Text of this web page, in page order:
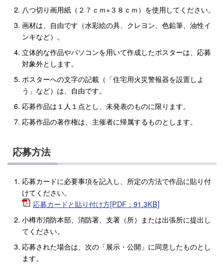
八つ切り画用紙（２７ｃｍ×３８ｃｍ）を使用してください。
画材は、自由です（水彩絵の具、クレヨン、色鉛筆、油性イ
ンキなど）。
立体的な作品やパソコンを用いて作成したポスターは、応募
対象外とします。
ポスターへの文字の記載（「住宅用火災警報器を設置しよ
う」など）は、自由です。
応募作品は１人１点とし、未発表のものに限ります。
応募作品の著作権は、主催者に帰属するものとします。
応募方法
応募カードに必要事項を記入し、所定の方法で作品に貼り付
けてください。
応募カードと貼り付け方[PDF：91.3KB]
小樽市消防本部、消防署、支署（所）または出張所に提出し
てください。
応募された場合は、次の「展示・公開」に同意したものとし
ます。